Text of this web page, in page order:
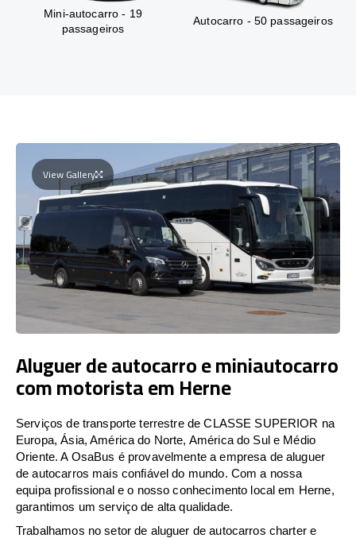
Mini-autocarro - 19
passageiros
Autocarro - 50 passageiros
View Gallery
Aluguer de autocarro e miniautocarro
com motorista em Herne
Serviços de transporte terrestre de CLASSE SUPERIOR na
Europa, Ásia, América do Norte, América do Sul e Médio
Oriente. A OsaBus é provavelmente a empresa de aluguer
de autocarros mais confiável do mundo. Com a nossa
equipa profissional e o nosso conhecimento local em Herne,
garantimos um serviço de alta qualidade.
Trabalhamos no setor de aluguer de autocarros charter e